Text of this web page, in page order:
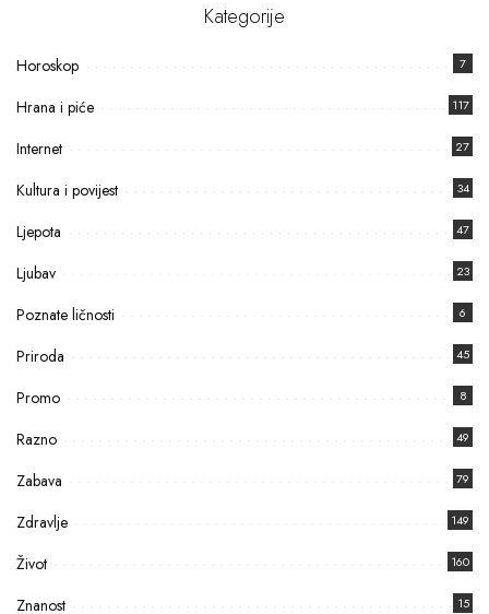
Kategorije
Horoskop 7
Hrana i piće 117
Internet 27
Kultura i povijest 34
Ljepota 47
Ljubav 23
Poznate ličnosti 6
Priroda 45
Promo 8
Razno 49
Zabava 79
Zdravlje 149
Život 160
Znanost 15